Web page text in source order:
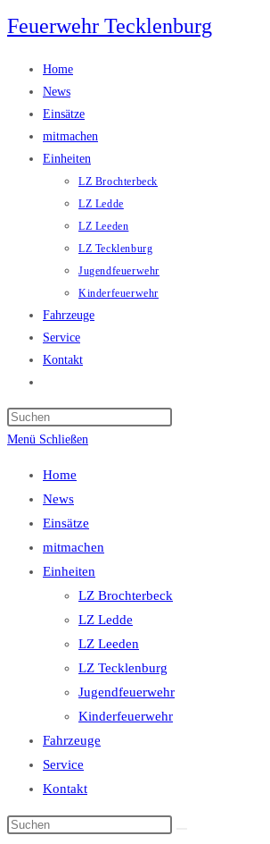
Zum
Inhalt
springen
Feuerwehr Tecklenburg
Home
News
Einsätze
mitmachen
Einheiten
LZ Brochterbeck
LZ Ledde
LZ Leeden
LZ Tecklenburg
Jugendfeuerwehr
Kinderfeuerwehr
Fahrzeuge
Service
Kontakt
umschalten
Menü Schließen
Home
News
Einsätze
mitmachen
Einheiten
LZ Brochterbeck
LZ Ledde
LZ Leeden
LZ Tecklenburg
Jugendfeuerwehr
Kinderfeuerwehr
Fahrzeuge
Service
Kontakt
Diese